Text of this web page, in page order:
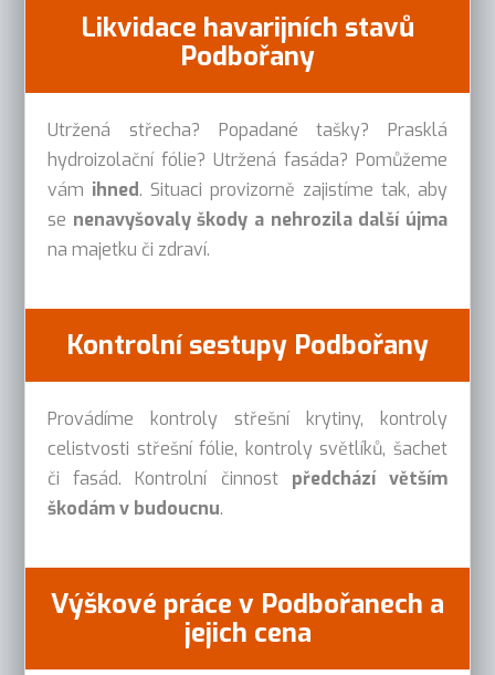
Likvidace havarijních stavů
Podbořany
Utržená střecha? Popadané tašky? Prasklá
hydroizolační fólie? Utržená fasáda? Pomůžeme
vám ihned. Situaci provizorně zajistíme tak, aby
se nenavyšovaly škody a nehrozila další újma
na majetku či zdraví.
Kontrolní sestupy Podbořany
Provádíme kontroly střešní krytiny, kontroly
celistvosti střešní fólie, kontroly světlíků, šachet
či fasád. Kontrolní činnost předchází větším
škodám v budoucnu.
Výškové práce v Podbořanech a
jejich cena